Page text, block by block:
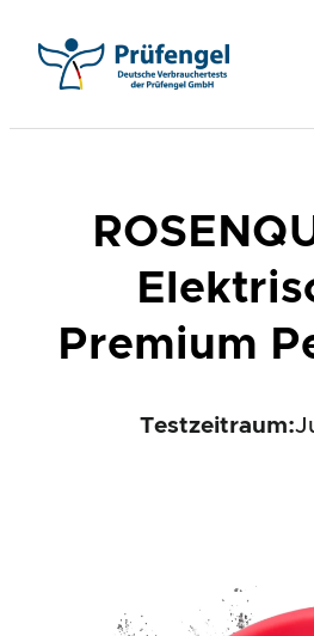
Inhalt
springen
Premium
Testzeitraum: